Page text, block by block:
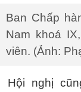
Ban Chấp
Nam khoá
viên. (Ảnh:
Hội nghị